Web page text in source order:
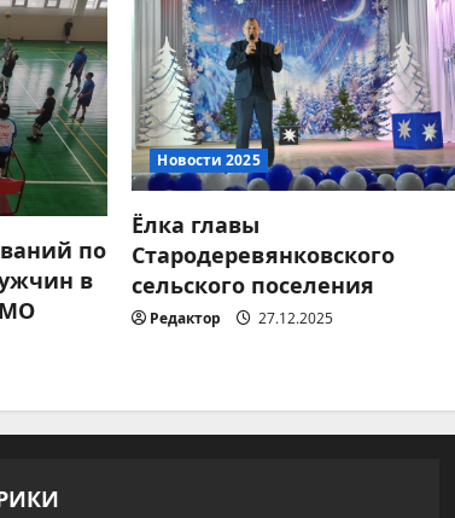
по
в
МО
Новости 2025
Ёлка главы
Стародеревянковского
сельского поселения
Редактор 27.12.2025